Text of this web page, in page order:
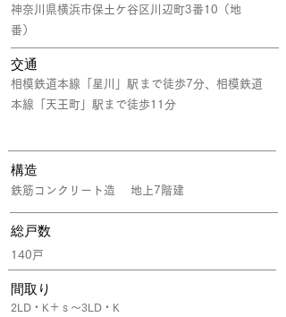
神奈川県横浜市保土ケ谷区川辺町3番10（地
番）
交通
相模鉄道本線「星川」駅まで徒歩7分、相模鉄道
本線「天王町」駅まで徒歩11分
構造
鉄筋コンクリート造 地上7階建
​総戸数
140戸
間取り
2LD・K＋ｓ～3LD・K